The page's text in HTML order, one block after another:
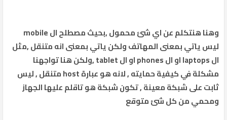
وهنا هنتكلم عن اي شئ محمول ,بحيث مصطلح ال mobile
ليس ياتي بمعنى المهاتف ولكن ياتي بمعنى انه متنقل ,مثل
ال laptops او ال phones او ال tablet ,ولكن هنا تواجهنا
مشكلة في كيفية حمايته , لانه هو عبارة host متنقل , ليس
ثابت على شبكة معينة , تكون شبكة هو تاقلم عليها الجهاز
ومحمي من كل شئ متوقع